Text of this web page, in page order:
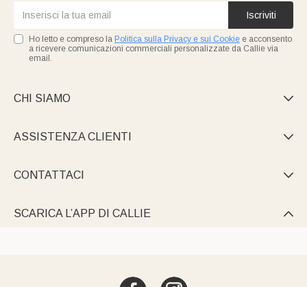
Iscriviti
Ho letto e compreso la Politica sulla Privacy e sui Cookie e acconsento
a ricevere comunicazioni commerciali personalizzate da Callie via
email.
CHI SIAMO 
ASSISTENZA CLIENTI 
CONTATTACI 
SCARICA L’APP DI CALLIE 